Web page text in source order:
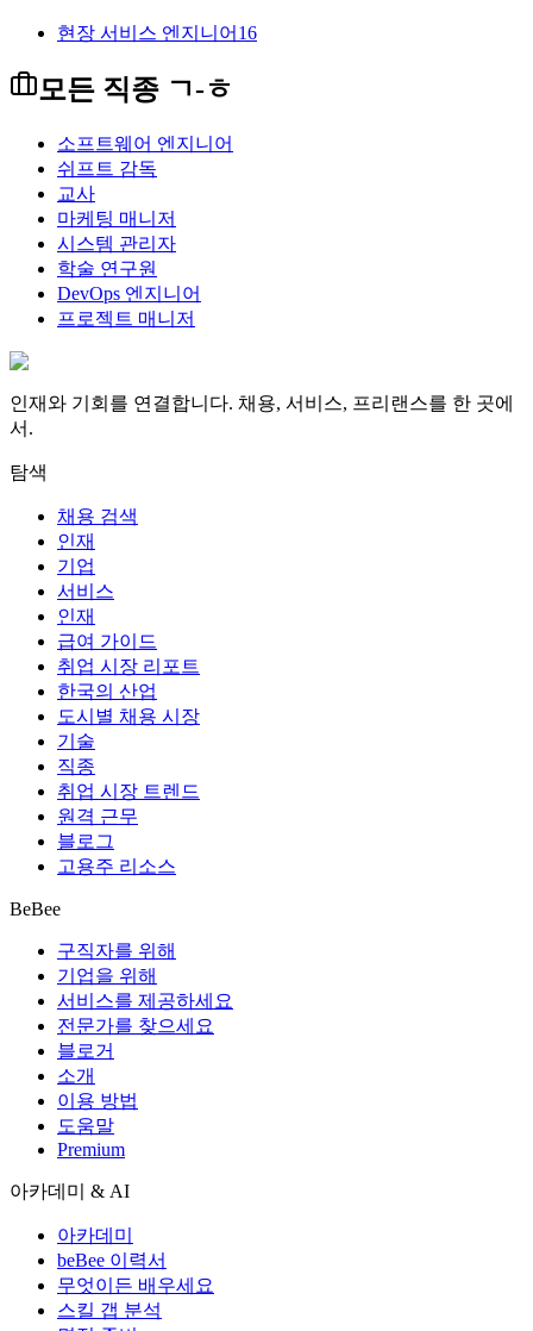
현장 서비스 엔지니어 16
모든 직종 ㄱ-ㅎ
소프트웨어 엔지니어
쉬프트 감독
교사
마케팅 매니저
시스템 관리자
학술 연구원
DevOps 엔지니어
프로젝트 매니저
인재와 기회를 연결합니다. 채용, 서비스, 프리랜스를 한 곳에
서.
탐색
채용 검색
인재
기업
서비스
인재
급여 가이드
취업 시장 리포트
한국의 산업
도시별 채용 시장
기술
직종
취업 시장 트렌드
원격 근무
블로그
고용주 리소스
BeBee
구직자를 위해
기업을 위해
서비스를 제공하세요
전문가를 찾으세요
블로거
소개
이용 방법
도움말
Premium
아카데미 & AI
아카데미
beBee 이력서
무엇이든 배우세요
스킬 갭 분석